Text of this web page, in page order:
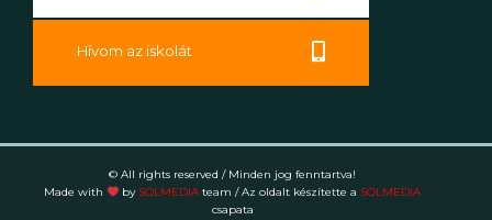
Hívom az iskolát
© All rights reserved / Minden jog fenntartva!
Made with
by SOLMEDIA team / Az oldalt készítette a SOLMEDIA
csapata